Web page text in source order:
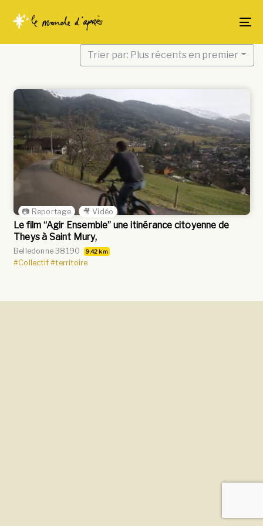
links
content
Trier par: Plus récents en premier
📷 Reportage , 🎥 Vidéo
Le film “Agir Ensemble” une itinérance citoyenne de
Theys à Saint Mury,
Belledonne 38190 9.42 km
#Collectif #territoire